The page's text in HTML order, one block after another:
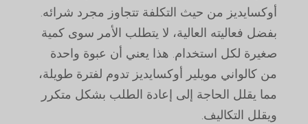
أوكسايديز من حيث التكلفة تتجاوز مجرد شرائه.
بفضل فعاليته العالية، لا يتطلب الأمر سوى كمية
صغيرة لكل استخدام. هذا يعني أن عبوة واحدة
من كالواني مويلير أوكسايديز تدوم لفترة طويلة،
مما يقلل الحاجة إلى إعادة الطلب بشكل متكرر
ويقلل التكاليف.